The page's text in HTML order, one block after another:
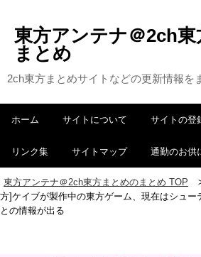
東方アンテナ＠2ch
まとめ
2ch東方まとめサイトなどの更新情報を
ホーム サイトについて サイトの登
リンク集 サイトマップ 通勤のお供
東方アンテナ＠2ch東方まとめのまとめ TOP
方]ケイブが製作中の東方ゲーム、現在はシュー
との情報が出る